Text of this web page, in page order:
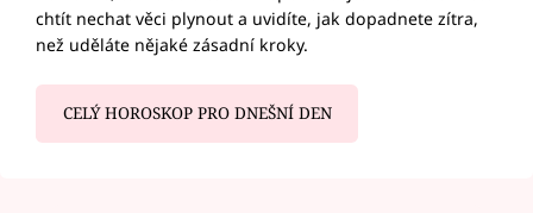
chtít nechat věci plynout a uvidíte, jak dopadnete zítra,
než uděláte nějaké zásadní kroky.
CELÝ HOROSKOP PRO DNEŠNÍ DEN